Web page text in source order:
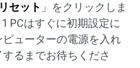
リセット 」をクリックしま
PCはすぐに初期設定に
ューターの電源を入れ
るまでお待ちくださ